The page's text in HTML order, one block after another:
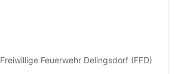
Freiwillige Feuerwehr Delingsdorf (FFD)